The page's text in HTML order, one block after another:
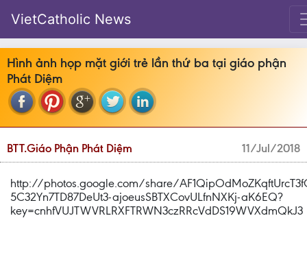
VietCatholic News
Hình ảnh họp mặt giới trẻ lần thứ ba tại giáo phận
Phát Diệm
BTT.Giáo Phận Phát Diệm 11/Jul/2018
http://photos.google.com/share/
5C32Yn7TD87DeUt3-ajoeusSBTXCovULfnNXKj-aK6EQ?
key=cnhfVUJTWVRLRXFTRWN3czRRcVdDS19WVXdmQkJ3